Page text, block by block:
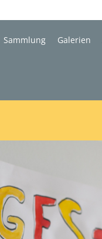
Sammlung Galerien